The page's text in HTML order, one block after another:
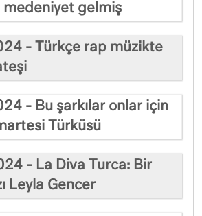
medeniyet gelmiş
- Türkçe rap müzikte
- Bu şarkılar onlar için
Türküsü
- La Diva Turca: Bir
Leyla Gencer